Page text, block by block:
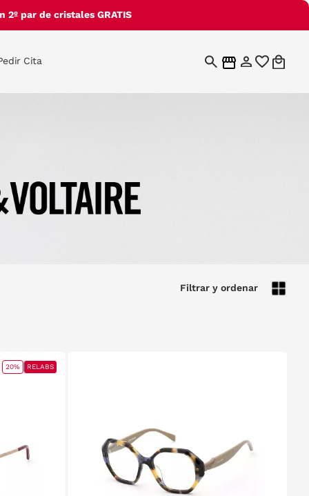
par de cristales GRATIS
Cita
Filtrar y ordenar
20% RELABS